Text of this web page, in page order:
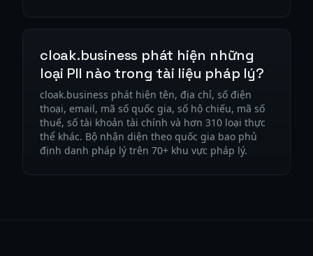
cloak.business phát hiện những
loại PII nào trong tài liệu pháp lý?
cloak.business phát hiện tên, địa chỉ, số điện
thoại, email, mã số quốc gia, số hộ chiếu, mã số
thuế, số tài khoản tài chính và hơn 310 loại thực
thể khác. Bộ nhận diện theo quốc gia bao phủ
định danh pháp lý trên 70+ khu vực pháp lý.